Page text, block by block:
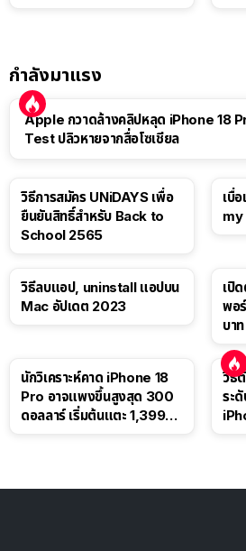
กำลังมาแรง
Apple กวาดล้างคลิปหลุด iPhone 18
Test ปลิวหายจากสื่อโซเชียล
วิธีการสมัคร UNiDAYS เพื่อ
ยืนยันสิทธิ์สำหรับ Back to
School 2565
เบื่
my
วิธีลบแอป, uninstall แอปบน
Mac อัปเดต 2023
เปิ
พอ
บา
นักวิเคราะห์คาด iPhone 18
Pro อาจแพงขึ้นสูงสุด 300
ดอลลาร์ เริ่มต้นแตะ 1,399
วิธี
ระ